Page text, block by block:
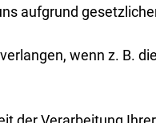
aufgrund
wenn z. B.